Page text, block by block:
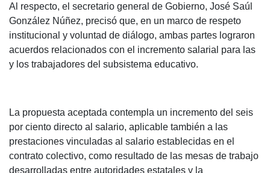
Al respecto, el secretario general de Gobierno, José Saúl
González Núñez, precisó que, en un marco de respeto
institucional y voluntad de diálogo, ambas partes lograron
acuerdos relacionados con el incremento salarial para las
y los trabajadores del subsistema educativo.
La propuesta aceptada contempla un incremento del seis
por ciento directo al salario, aplicable también a las
prestaciones vinculadas al salario establecidas en el
contrato colectivo, como resultado de las mesas de trabajo
desarrolladas entre autoridades estatales y la